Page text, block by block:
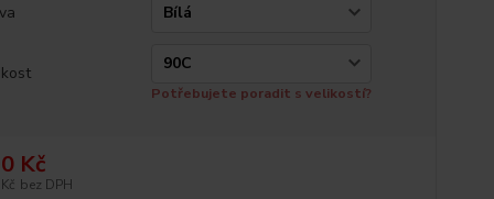
Potřebujete poradit s velikostí?
Kč
bez DPH